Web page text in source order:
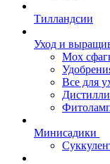
Тилландсии
Уход и
Мох
Все для
Минисадики